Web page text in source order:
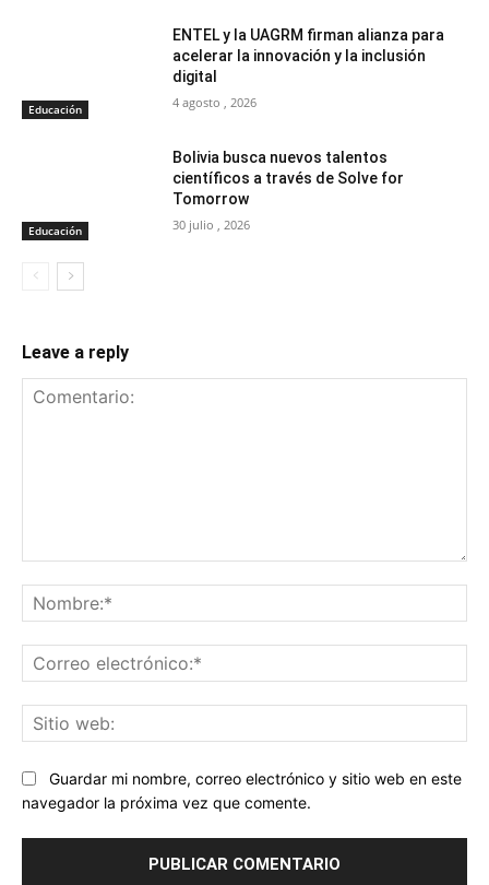
Educación
ENTEL y la UAGRM firman alianza para
acelerar la innovación y la inclusión
digital
4 agosto , 2026
Educación
Bolivia busca nuevos talentos
científicos a través de Solve for
Tomorrow
30 julio , 2026
Leave a reply
Guardar mi nombre, correo electrónico y sitio web en este
navegador la próxima vez que comente.